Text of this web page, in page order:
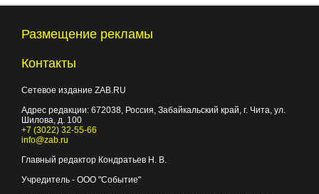
Размещение рекламы
Контакты
Сетевое издание ZAB.RU
Адрес редакции: 672038, Россия, Забайкальский край, г. Чита, ул.
Шилова, д. 100
+7 (3022) 32-55-66
info@zab.ru
Главный редактор Кондратьев Н. В.
Учредитель - ООО "Событие"